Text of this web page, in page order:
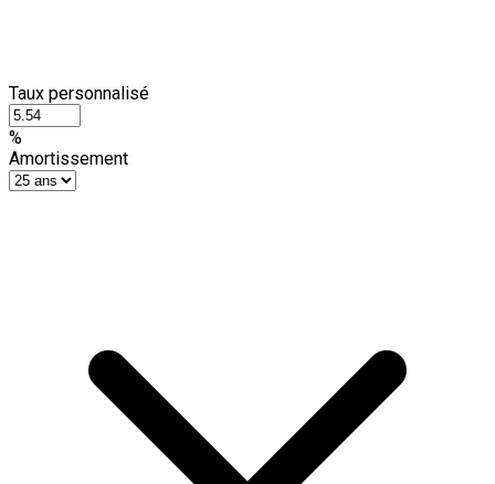
Taux personnalisé
%
Amortissement